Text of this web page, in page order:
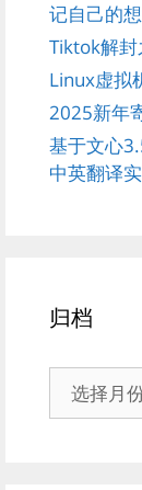
记自己的
Tiktok解封
Linux虚拟
2025新年
基于文心
中英翻译
归档